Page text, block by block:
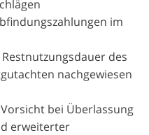
im
des
nachgewiesen
bei Überlassung
erweiterter